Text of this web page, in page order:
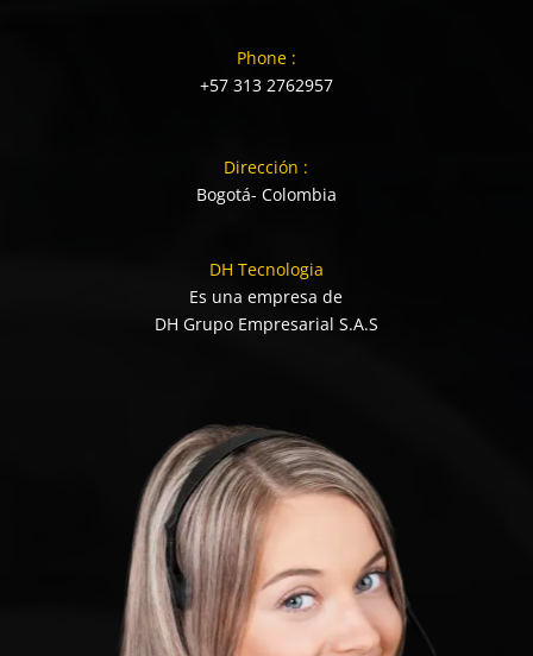
Phone :
+57 313 2762957
Dirección :
Bogotá- Colombia
DH Tecnologia
Es una empresa de
DH Grupo Empresarial S.A.S